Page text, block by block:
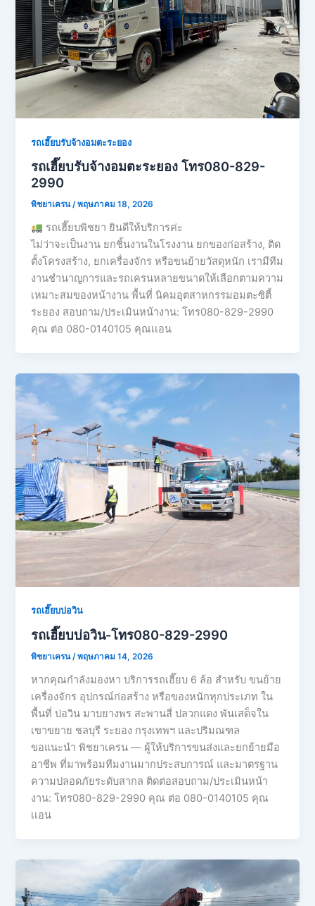
รถเฮี๊ยบรับจ้างอมตะระยอง
รถเฮี๊ยบรับจ้างอมตะระยอง โทร080-829-
2990
พิชยาเครน/พฤษภาคม 18, 2026
รถเฮี๊ยบพิชยา ยินดีให้บริการค่ะ
ไม่ว่าจะเป็นงาน ยกชิ้นงานในโรงงาน ยกของก่อสร้าง, ติด
ตั้งโครงสร้าง, ยกเครื่องจักร หรือขนย้ายวัสดุหนัก เรามีทีม
งานชำนาญการและรถเครนหลายขนาดให้เลือกตามความ
เหมาะสมของหน้างาน พื้นที่ นิคมอุตสาหกรรมอมตะซิตี้
ระยอง สอบถาม/ประเมินหน้างาน: โทร080-829-2990
คุณ ต่อ 080-0140105 คุณเเอน
รถเฮี๊ยบบ่อวิน
รถเฮี๊ยบบ่อวิน-โทร080-829-2990
พิชยาเครน/พฤษภาคม 14, 2026
หากคุณกำลังมองหา บริการรถเฮี๊ยบ 6 ล้อ สำหรับ ขนย้าย
เครื่องจักร อุปกรณ์ก่อสร้าง หรือของหนักทุกประเภท ใน
พื้นที่ บ่อวิน มาบยางพร สะพานสี่ ปลวกแดง พันเสด็จใน
เขาขยาย ชลบุรี ระยอง กรุงเทพฯ และปริมณฑล
ขอแนะนำ พิชยาเครน — ผู้ให้บริการขนส่งและยกย้ายมือ
อาชีพ ที่มาพร้อมทีมงานมากประสบการณ์ และมาตรฐาน
ความปลอดภัยระดับสากล ติดต่อสอบถาม/ประเมินหน้า
งาน: โทร080-829-2990 คุณ ต่อ 080-0140105 คุณ
เเอน